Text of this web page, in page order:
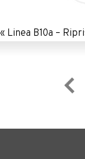
« Linea B10a –